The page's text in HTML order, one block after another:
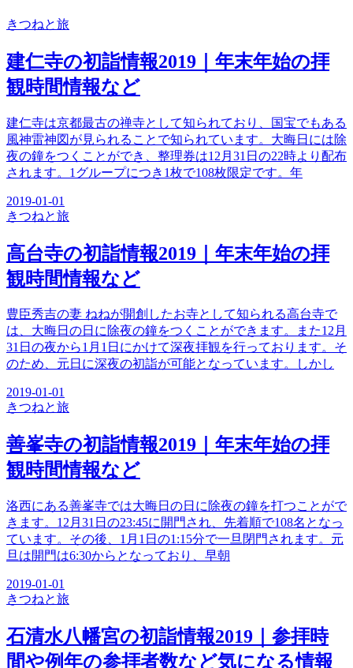
きつねと旅
建仁寺の初詣情報2019｜年末年始の拝
観時間情報など
建仁寺は京都最古の禅寺として知られており、国宝でもある
風神雷神図が見られることで知られています。大晦日には除
夜の鐘をつくことができ、整理券は12月31日の22時より配布
されます。1グループにつき1枚で108枚限定です。年
2019-01-01
きつねと旅
高台寺の初詣情報2019｜年末年始の拝
観時間情報など
豊臣秀吉の妻 ねねが開創したお寺として知られる高台寺で
は、大晦日の日に除夜の鐘をつくことができます。また12月
31日の夜から1月1日にかけて深夜拝観を行っております。そ
のため、元日に深夜の初詣が可能となっています。しかし
2019-01-01
きつねと旅
善峯寺の初詣情報2019｜年末年始の拝
観時間情報など
洛西にある善峯寺では大晦日の日に除夜の鐘を打つことがで
きます。12月31日の23:45に開門され、先着順で108名となっ
ています。その後、1月1日の1:15分で一旦閉門されます。元
旦は開門は6:30からとなっており、早朝
2019-01-01
きつねと旅
石清水八幡宮の初詣情報2019｜参拝時
間や例年の参拝者数など気になる情報